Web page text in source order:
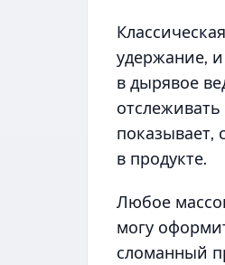
удержание,
в дырявое
показывает,
в продукте.
Любое
могу
сломанный